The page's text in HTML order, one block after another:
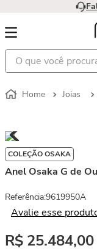
O que você procura?
Joias
COLEÇÃO OSAKA
Anel Osaka G de
Referência:9619950A
Avalie esse
R$ 25.484,00